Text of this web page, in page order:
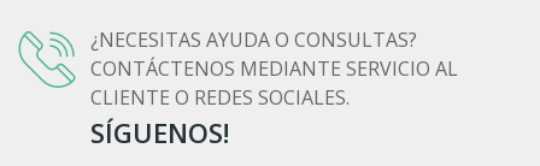
¿NECESITAS AYUDA O CONSULTAS?
CONTÁCTENOS MEDIANTE SERVICIO AL
CLIENTE O REDES SOCIALES.
SÍGUENOS!